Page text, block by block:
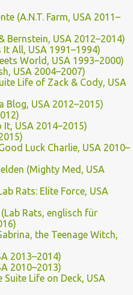
(A.N.T. Farm, USA 2011–
Bernstein, USA 2012–2014)
All, USA 1991–1994)
World, USA 1993–2000)
USA 2004–2007)
Life of Zack & Cody, USA
Blog, USA 2012–2015)
It, USA 2014–2015)
Luck Charlie, USA 2010–
(Mighty Med, USA
Rats: Elite Force, USA
Rats, englisch für
the Teenage Witch,
2013–2014)
2010–2013)
Life on Deck, USA